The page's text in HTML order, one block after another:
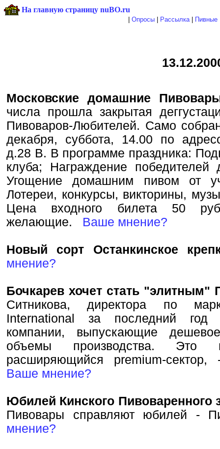
На главную страницу nuBO.ru
Опросы| Рассылка| Пивные
Московские домашние
числа прошла закрытая
Пивоваров-Любителей. Само
декабря, суббота, 14.00 по
д.28 В. В программе праздника:
клуба; Награждение победителей
Угощение домашним пивом от
Лотереи, конкурсы, викторины,
Цена входного билета 50
желающие. Ваше мнение?
Новый сорт Останкинское
мнение?
Бочкарев хочет стать
Ситникова, директора по
International за последний год
компании, выпускающие
объемы производства. Это
расширяющийся premium-
Ваше мнение?
Юбилей Кинского Пивоваренного
Пивовары справляют юбилей
мнение?